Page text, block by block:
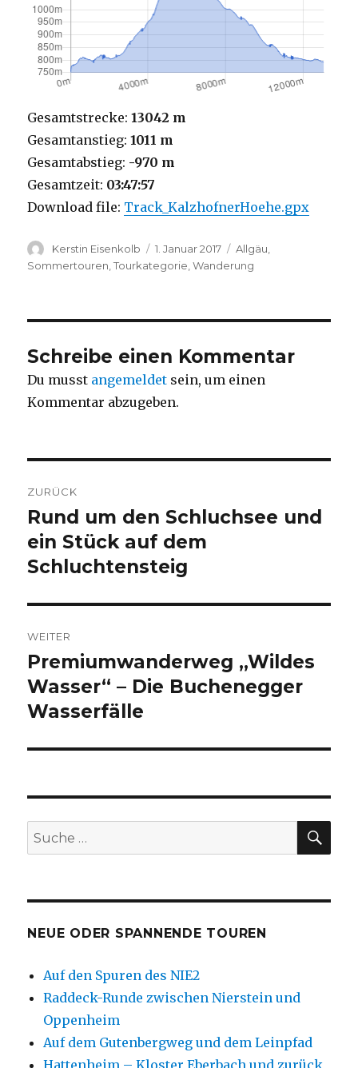
Gesamtstrecke: 13042 m
Gesamtanstieg: 1011 m
Gesamtabstieg: -970 m
Gesamtzeit: 03:47:57
Download file: Track_KalzhofnerHoehe.gpx
Autor
Kerstin Eisenkolb
Veröffentlicht
am
1. Januar 2017 Kategorien
Allgäu
Sommertouren,Tourkategorie,Wanderung
Schreibe einen Kommentar
Du musst angemeldet sein, um einen
Kommentar abzugeben.
ZURÜCK
Vorheriger
Beitrag:
​Rund um den Schluchsee und
ein Stück auf dem
Schluchtensteig
WEITER
Nächster
Beitrag:
Premiumwanderweg „Wildes
Wasser“ – Die Buchenegger
Wasserfälle
Suche
nach:
NEUE ODER SPANNENDE TOUREN
Auf den Spuren des NIE2
Raddeck-Runde zwischen Nierstein und
Oppenheim
Auf dem Gutenbergweg und dem Leinpfad